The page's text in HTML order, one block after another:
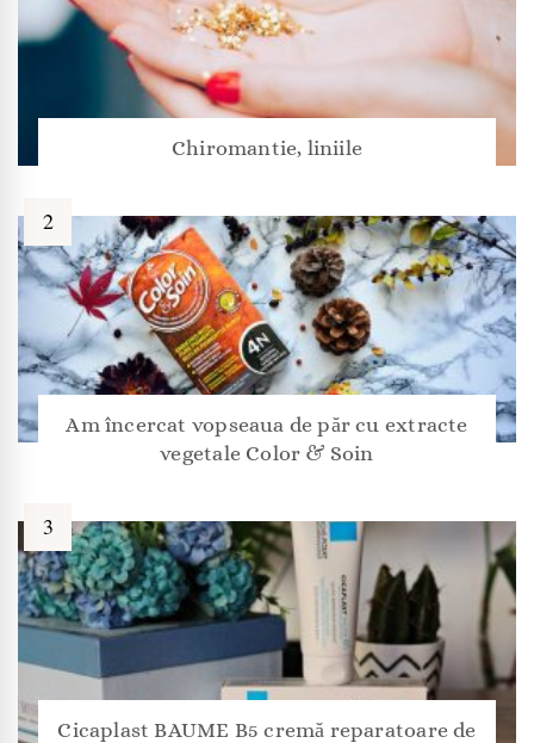
Chiromantie, liniile
Am încercat vopseaua de păr cu extracte
vegetale Color & Soin
Cicaplast BAUME B5 cremă reparatoare de